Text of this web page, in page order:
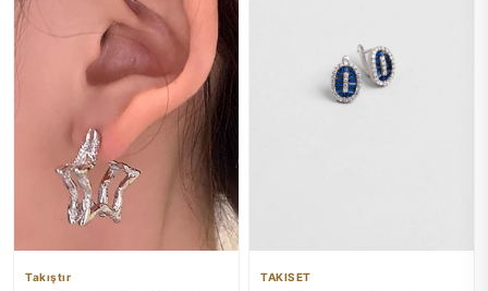
Takıştır TAKISET